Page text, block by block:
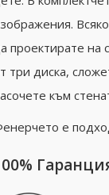
проектирате на
три диска,
към
е